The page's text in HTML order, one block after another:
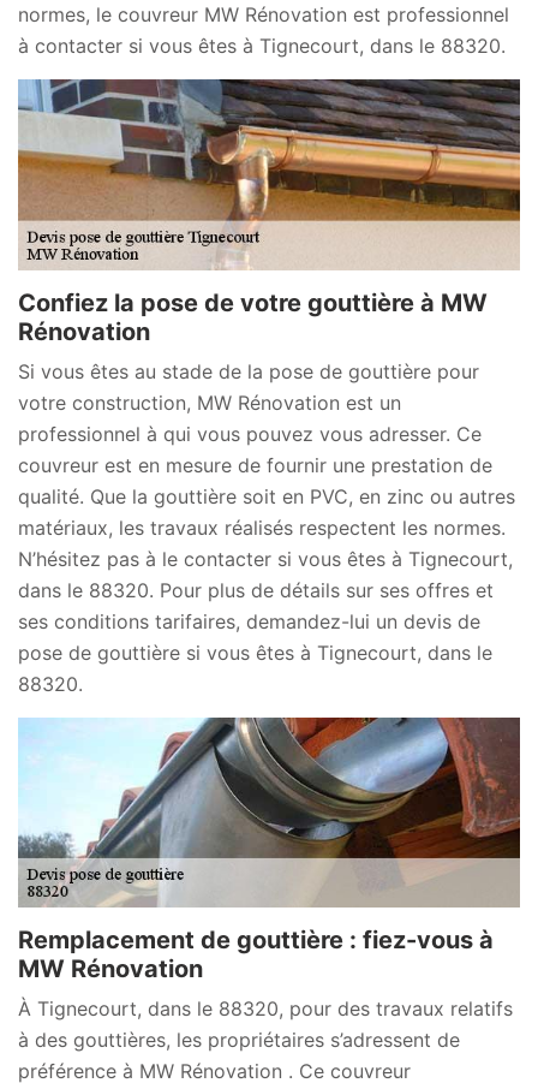
normes, le couvreur MW Rénovation est professionnel
à contacter si vous êtes à Tignecourt, dans le 88320.
Confiez la pose de votre gouttière à MW
Rénovation
Si vous êtes au stade de la pose de gouttière pour
votre construction, MW Rénovation est un
professionnel à qui vous pouvez vous adresser. Ce
couvreur est en mesure de fournir une prestation de
qualité. Que la gouttière soit en PVC, en zinc ou autres
matériaux, les travaux réalisés respectent les normes.
N’hésitez pas à le contacter si vous êtes à Tignecourt,
dans le 88320. Pour plus de détails sur ses offres et
ses conditions tarifaires, demandez-lui un devis de
pose de gouttière si vous êtes à Tignecourt, dans le
88320.
Remplacement de gouttière : fiez-vous à
MW Rénovation
À Tignecourt, dans le 88320, pour des travaux relatifs
à des gouttières, les propriétaires s’adressent de
préférence à MW Rénovation . Ce couvreur